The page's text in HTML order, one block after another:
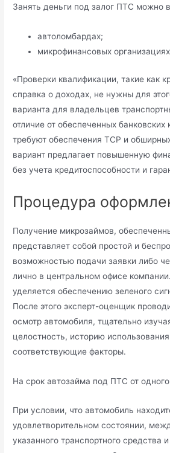
Занять деньги под залог ПТС можно
автоломбардах;
микрофинансовых
«Проверки квалификации, такие как
справка о доходах, не нужны для
варианта для владельцев
отличие от обеспеченных банковских
требуют обеспечения TCP и
вариант предлагает повышенную
без учета кредитоспособности и
Процедура
Получение микрозаймов,
представляет собой простой и
возможностью подачи заявки либо
лично в центральном офисе
уделяется обеспечению зеленого
После этого эксперт-оценщик
осмотр автомобиля, тщательно
целостность, историю
соответствующие факторы.
На срок автозайма под ПТС от
При условии, что автомобиль
удовлетворительном состоянии,
указанного транспортного